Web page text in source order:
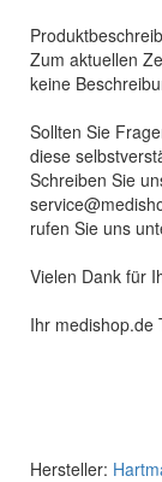
Zum aktuellen
keine
Sollten Sie
diese
Schreiben Sie
rufen Sie uns
Vielen Dank für
Ihr medishop.de
Hersteller: